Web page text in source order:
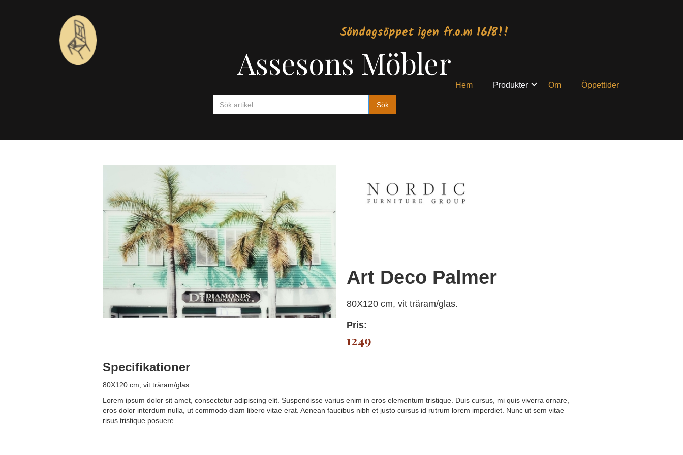
Söndagsöppet igen fr.o.m 16/8!!
Assesons Möbler
Hem Produkter Om Öppettider
Art Deco Palmer
80X120 cm, vit träram/glas.
Pris:
1249
Specifikationer
80X120 cm, vit träram/glas.
Lorem ipsum dolor sit amet, consectetur adipiscing elit. Suspendisse varius enim in eros elementum tristique. Duis cursus, mi quis viverra ornare,
eros dolor interdum nulla, ut commodo diam libero vitae erat. Aenean faucibus nibh et justo cursus id rutrum lorem imperdiet. Nunc ut sem vitae
risus tristique posuere.